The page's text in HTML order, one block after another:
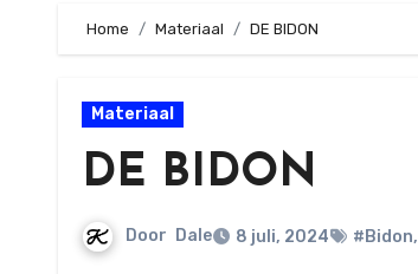
Home Materiaal DE BIDON
Materiaal
DE BIDON
Door Dale 8 juli, 2024 #Bidon,